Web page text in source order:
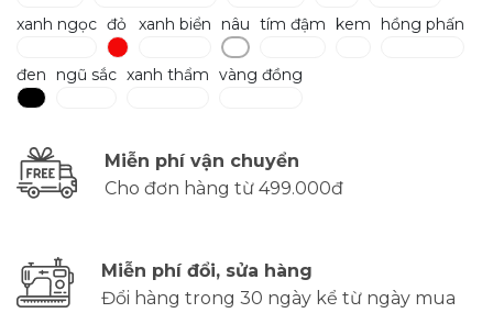
xanh ngọc đỏ xanh biển nâu tím đậm kem hồng phấn
đen ngũ sắc xanh thẩm vàng đồng
Miễn phí vận chuyển
Cho đơn hàng từ 499.000đ
Miễn phí đổi, sửa hàng
Đổi hàng trong 30 ngày kể từ ngày mua